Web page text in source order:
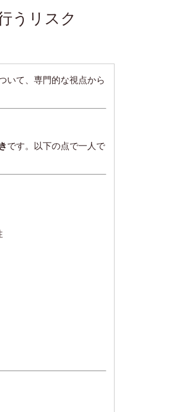
うリスク
いて、専門的な視点から
です。以下の点で一人で